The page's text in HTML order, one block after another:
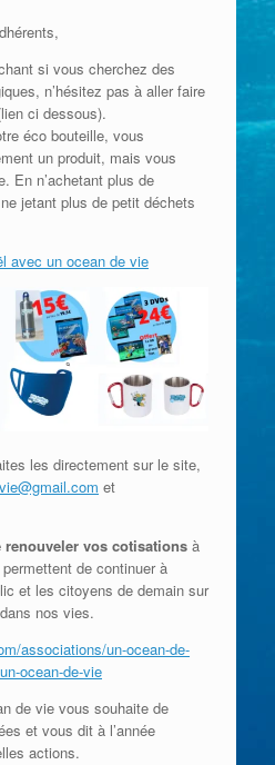
si vous cherchez des
n’hésitez pas à aller faire
ci dessous).
éco bouteille, vous
un produit, mais vous
En n’achetant plus de
jetant plus de petit déchets
avec un ocean de vie
les directement sur le site,
et
renouveler vos cotisations à
de continuer à
et les citoyens de demain sur
nos vies.
associations/un-ocean-de-
ocean-de-vie
de vie vous souhaite de
et vous dit à l’année
actions.